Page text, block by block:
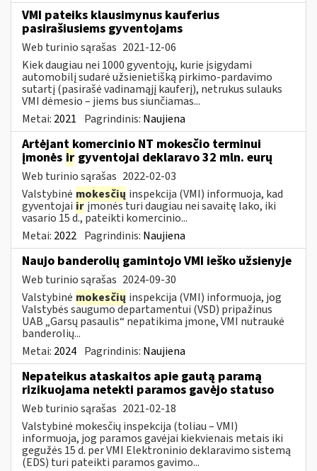
VMI pateiks klausimynus kauferius
pasirašiusiems gyventojams
Web turinio sąrašas 2021-12-06
Kiek daugiau nei 1000 gyventojų, kurie įsigydami
automobilį sudarė užsienietišką pirkimo-pardavimo
sutartį (pasirašė vadinamąjį kauferį), netrukus sulauks
VMI dėmesio – jiems bus siunčiamas...
Metai: 2021 Pagrindinis: Naujiena
Artėjant komercinio NT mokesčio terminui
įmonės ir gyventojai deklaravo 32 mln. eurų
Web turinio sąrašas 2022-02-03
Valstybinė mokesčių inspekcija (VMI) informuoja, kad
gyventojai irįmonės turi daugiau nei savaitę lako, iki
vasario 15 d., pateikti komercinio...
Metai: 2022 Pagrindinis: Naujiena
Naujo banderolių gamintojo VMI ieško užsienyje
Web turinio sąrašas 2024-09-30
Valstybinė mokesčių inspekcija (VMI) informuoja, jog
Valstybės saugumo departamentui (VSD) pripažinus
UAB „Garsų pasaulis“ nepatikima įmone, VMI nutraukė
banderolių...
Metai: 2024 Pagrindinis: Naujiena
Nepateikus ataskaitos apie gautą paramą
rizikuojama netekti paramos gavėjo statuso
Web turinio sąrašas 2021-02-18
Valstybinė mokesčių inspekcija (toliau – VMI)
informuoja, jog paramos gavėjai kiekvienais metais iki
gegužės 15 d. per VMI Elektroninio deklaravimo sistemą
(EDS) turi pateikti paramos gavimo...